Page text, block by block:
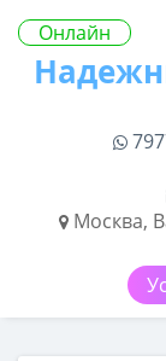
Онлайн
Москва,